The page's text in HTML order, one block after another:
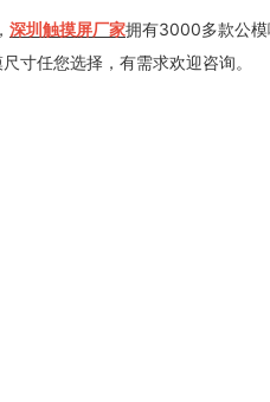
深圳触摸屏厂家拥有3000多款公模
寸任您选择，有需求欢迎咨询。